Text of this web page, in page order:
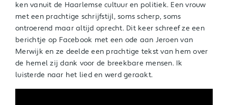
ken vanuit de Haarlemse cultuur en politiek. Een vrouw
met een prachtige schrijfstijl, soms scherp, soms
ontroerend maar altijd oprecht. Dit keer schreef ze een
berichtje op Facebook met een ode aan Jeroen van
Merwijk en ze deelde een prachtige tekst van hem over
de hemel zij dank voor de breekbare mensen. Ik
luisterde naar het lied en werd geraakt.